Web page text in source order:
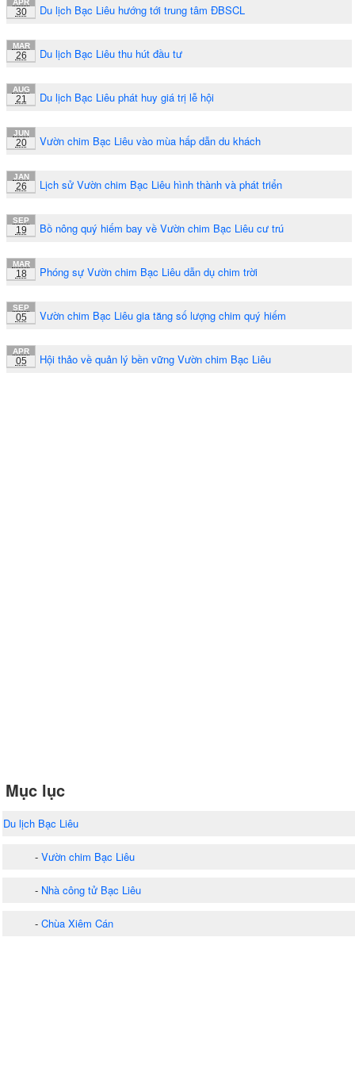
APR
30 Du lịch Bạc Liêu hướng tới trung tâm ĐBSCL
MAR
26 Du lịch Bạc Liêu thu hút đầu tư
AUG
21 Du lịch Bạc Liêu phát huy giá trị lễ hội
JUN
20 Vườn chim Bạc Liêu vào mùa hấp dẫn du khách
JAN
26 Lịch sử Vườn chim Bạc Liêu hình thành và phát triển
SEP
19 Bồ nông quý hiếm bay về Vườn chim Bạc Liêu cư trú
MAR
18 Phóng sự Vườn chim Bạc Liêu dẫn dụ chim trời
SEP
05 Vườn chim Bạc Liêu gia tăng số lượng chim quý hiếm
APR
05 Hội thảo về quản lý bền vững Vườn chim Bạc Liêu
Mục lục
Du lịch Bạc Liêu
- Vườn chim Bạc Liêu
- Nhà công tử Bạc Liêu
- Chùa Xiêm Cán